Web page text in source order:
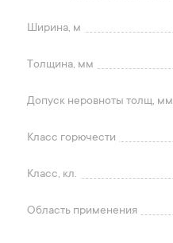
Ширина, м
Толщина, мм
Допуск неровноты толщ, мм
Класс горючести
Класс, кл.
Область применения